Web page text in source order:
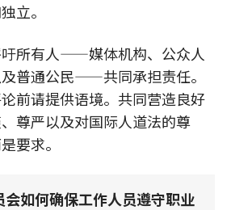
立。
吁所有人——媒体机构、公众人
普通公民——共同承担责任。
前请提供语境。共同营造良好
尊严以及对国际人道法的尊
要求。
如何确保工作人员遵守职业